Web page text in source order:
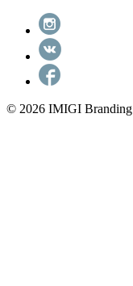
© 2026 IMIGI Branding